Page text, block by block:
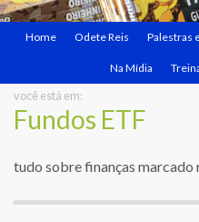
Home Odete Reis Palestras
Na Mídia
você está em:
Fundos ETF
tudo sobre finanças marcado